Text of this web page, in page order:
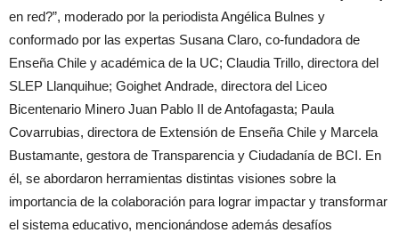
en red?”, moderado por la periodista Angélica Bulnes y
conformado por las expertas Susana Claro, co-fundadora de
Enseña Chile y académica de la UC; Claudia Trillo, directora del
SLEP Llanquihue; Goighet Andrade, directora del Liceo
Bicentenario Minero Juan Pablo II de Antofagasta; Paula
Covarrubias, directora de Extensión de Enseña Chile y Marcela
Bustamante, gestora de Transparencia y Ciudadanía de BCI. En
él, se abordaron herramientas distintas visiones sobre la
importancia de la colaboración para lograr impactar y transformar
el sistema educativo, mencionándose además desafíos